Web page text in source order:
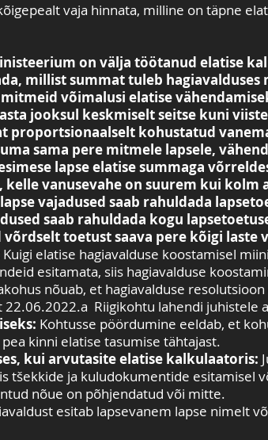
vaja hinnata, milline on täpne
on välja töötanud elatise
millist summat tuleb hagiavalduses
võimalusi elatise
jooksul keskmiselt seitse kuni
proportsionaalselt kohustatud
sama pere mitmele lapsele,
lapse elatise summaga
vanusevahe on suurem kui kolm
vajadused saab rahuldada
saab rahuldada kogu
toetust saava pere kõigi laste
Kuigi elatise hagiavalduse koostamisel
esitamata, siis hagiavalduse
nõuab, et hagiavalduse
Riigikohtu lahendi juhistele
Kohtusse pöördumine eeldab, et
kinni elatise tasumise tähtajast.
kui arvutasite elatise kalkulaatoris:
tšekkide ja kuludokumentide esitamisel
nõue on põhjendatud või mitte.
esitab lapsevanem lapse nimelt